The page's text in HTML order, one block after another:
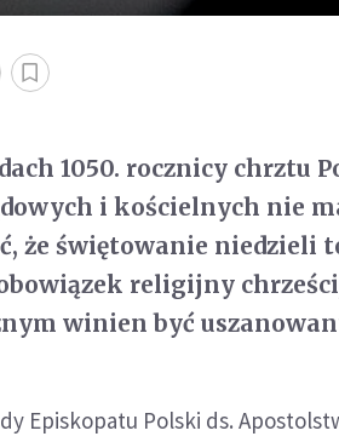
1050. rocznicy chrztu
i kościelnych nie
że świętowanie niedzieli
religijny
winien być
Episkopatu Polski ds.